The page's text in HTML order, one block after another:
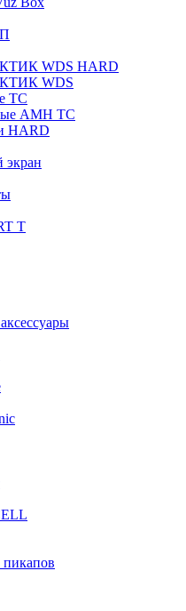
WDS HARD
WDS
ТС
AMH TC
HARD
экран
T
пикапов